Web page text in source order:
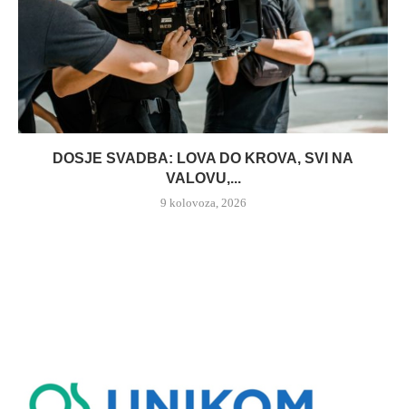
DOSJE SVADBA: LOVA DO KROVA, SVI NA
VALOVU,...
9 kolovoza, 2026